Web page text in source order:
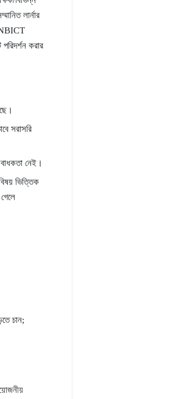
লার্নার
NBICT
করার
সরাসরি
নেই।
ভিত্তিক
চান;